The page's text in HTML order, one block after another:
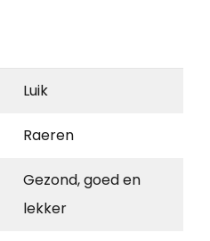
Luik
Raeren
Gezond, goed en
lekker